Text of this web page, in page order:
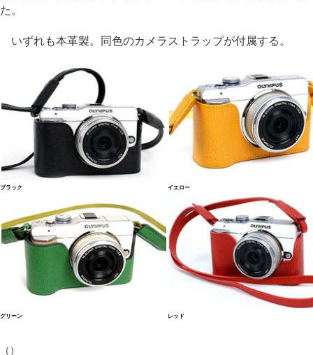
た。
いずれも本革製。同色のカメラストラップが付属する。
ブラック イエロー
グリーン レッド
（）